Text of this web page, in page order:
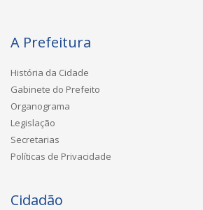
A Prefeitura
História da Cidade
Gabinete do Prefeito
Organograma
Legislação
Secretarias
Políticas de Privacidade
Cidadão